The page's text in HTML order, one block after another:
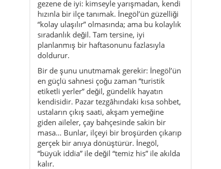
gezene de iyi: kimseyle yarışmadan, kendi
hızınla bir ilçe tanımak. İnegöl’ün güzelliği
“kolay ulaşılır” olmasında; ama bu kolaylık
sıradanlık değil. Tam tersine, iyi
planlanmış bir haftasonunu fazlasıyla
doldurur.
Bir de şunu unutmamak gerekir: İnegöl’ün
en güçlü sahnesi çoğu zaman “turistik
etiketli yerler” değil, gündelik hayatın
kendisidir. Pazar tezgâhındaki kısa sohbet,
ustaların çıkış saati, akşam yemeğine
giden aileler, çay bahçesinde sakin bir
masa… Bunlar, ilçeyi bir broşürden çıkarıp
gerçek bir anıya dönüştürür. İnegöl,
“büyük iddia” ile değil “temiz his” ile akılda
kalır.